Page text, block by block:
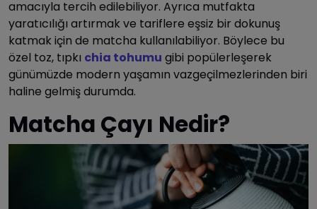
amacıyla tercih edilebiliyor. Ayrıca mutfakta
yaratıcılığı artırmak ve tariflere eşsiz bir dokunuş
katmak için de matcha kullanılabiliyor. Böylece bu
özel toz, tıpkı chia tohumu gibi popülerleşerek
günümüzde modern yaşamın vazgeçilmezlerinden biri
haline gelmiş durumda.
Matcha Çayı Nedir?